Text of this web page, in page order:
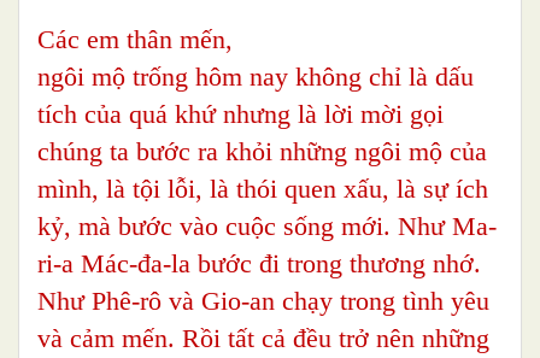
Các em thân mến,
ngôi mộ trống hôm nay không chỉ là dấu
tích của quá khứ nhưng là lời mời gọi
chúng ta bước ra khỏi những ngôi mộ của
mình, là tội lỗi, là thói quen xấu, là sự ích
kỷ, mà bước vào cuộc sống mới. Như Ma-
ri-a Mác-đa-la bước đi trong thương nhớ.
Như Phê-rô và Gio-an chạy trong tình yêu
và cảm mến. Rồi tất cả đều trở nên những